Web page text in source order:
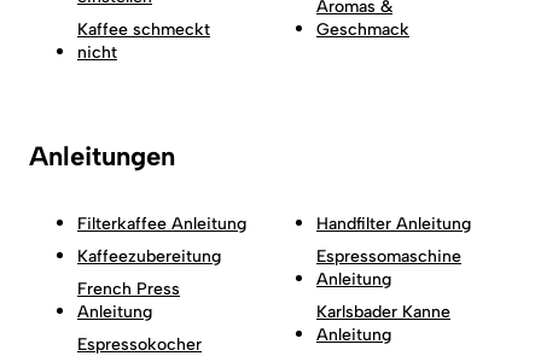
Kaffee schmeckt
nicht
Aromas &
Geschmack
Anleitungen
Filterkaffee Anleitung
Kaffeezubereitung
French Press
Anleitung
Espressokocher
Handfilter Anleitung
Espressomaschine
Anleitung
Karlsbader Kanne
Anleitung